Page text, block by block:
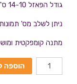
גודל הפאזל 14-10 ס"מ
ניתן לשלב מס'
מתנה קומפקטית
הוספה